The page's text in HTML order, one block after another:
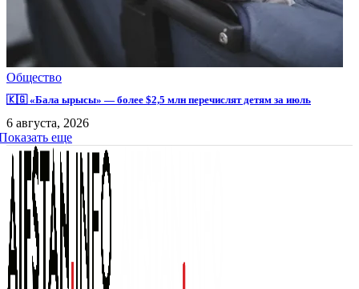
Общество
🇰🇬 «Бала ырысы» — более $2,5 млн перечислят детям за июль
6 августа, 2026
еще